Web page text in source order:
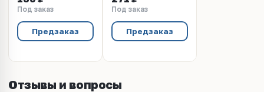
716B, CRG-718, CRG-
731
Под заказ
Предзаказ
CE41x, CE32x, Canon
CRG C-716, C-718, C-
731 (19664/19864)
Под заказ
Предзаказ
Отзывы и вопросы